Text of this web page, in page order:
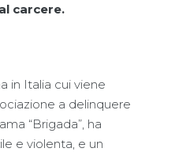
carcere.
in Italia cui viene
a delinquere
“Brigada”, ha
e violenta, e un